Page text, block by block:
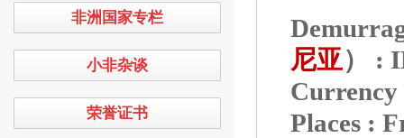
非洲国家专栏
小非杂谈
荣誉证书
尼亚） :
Places :